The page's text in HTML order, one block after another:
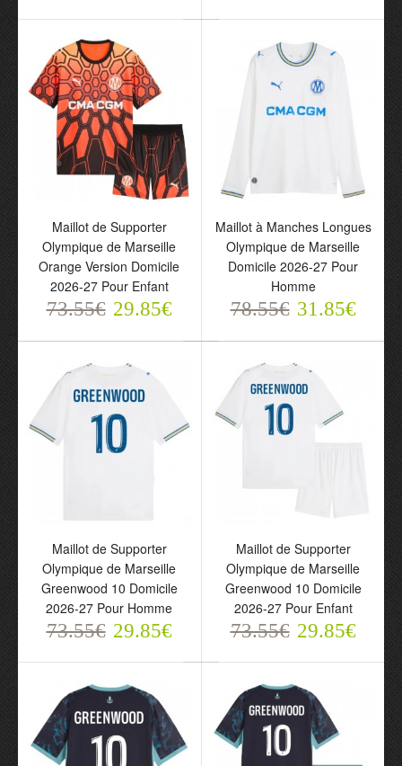
Maillot de Supporter
Olympique de Marseille
Orange Version Domicile
2026-27 Pour Enfant
73.55€ 29.85€
Maillot à Manches
Longues Olympique de
Marseille Domicile 2026-
27 Pour Homme
78.55€ 31.85€
Maillot de Supporter
Olympique de Marseille
Greenwood 10 Domicile
2026-27 Pour Homme
73.55€ 29.85€
Maillot de Supporter
Olympique de Marseille
Greenwood 10 Domicile
2026-27 Pour Enfant
73.55€ 29.85€
Maillot de Supporter
Olympique de Marseille
Orange Version Domicile
2026-27 Pour Enfant
73.55€ 29.85€
Maillot à Manches Longues
Olympique de Marseille
Domicile 2026-27 Pour
Homme
78.55€ 31.85€
Maillot de Supporter
Olympique de Marseille
Greenwood 10 Domicile
2026-27 Pour Homme
73.55€ 29.85€
Maillot de Supporter
Olympique de Marseille
Greenwood 10 Domicile
2026-27 Pour Enfant
73.55€ 29.85€